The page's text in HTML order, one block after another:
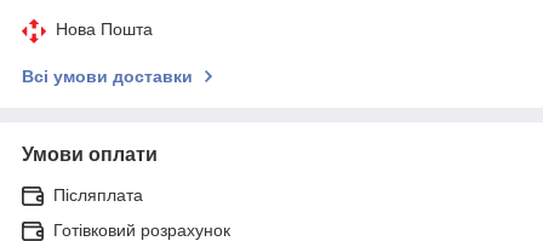
Нова Пошта
Всі умови доставки
Умови оплати
Післяплата
Готівковий розрахунок